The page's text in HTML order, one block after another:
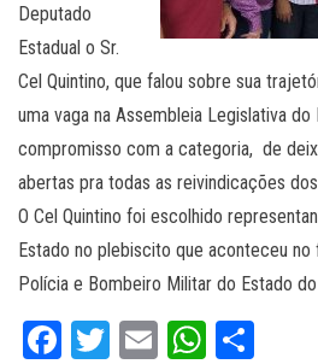
Deputado
Estadual o Sr.
Cel Quintino, que falou sobre sua
uma vaga na Assembleia Legislativa
compromisso com a categoria, de
abertas pra todas as reivindicações
O Cel Quintino foi escolhido
Estado no plebiscito que aconteceu
Polícia e Bombeiro Militar do Estado
Fa T
E
W